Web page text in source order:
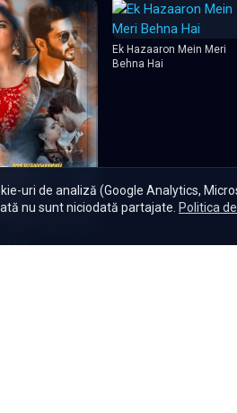
uri de analiză (Google Analytics,
nu sunt niciodată partajate. Politica
găsește speranță.
Ek Hazaaron Mein Meri
Behna Hai